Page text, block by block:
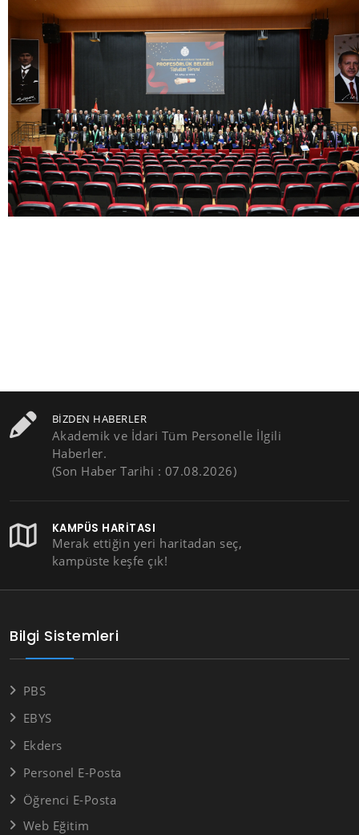
BIZDEN HABERLER
Akademik ve İdari Tüm Personelle İlgili
Haberler.
(Son Haber Tarihi : 07.08.2026)
KAMPÜS HARITASI
Merak ettiğin yeri haritadan seç,
kampüste keşfe çık!
Bilgi Sistemleri
PBS
EBYS
Ekders
Personel E-Posta
Öğrenci E-Posta
Web Eğitim